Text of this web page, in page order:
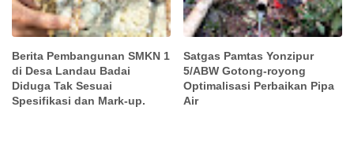
Berita Pembangunan SMKN 1
di Desa Landau Badai
Diduga Tak Sesuai
Spesifikasi dan Mark-up.
Satgas Pamtas Yonzipur
5/ABW Gotong-royong
Optimalisasi Perbaikan Pipa
Air